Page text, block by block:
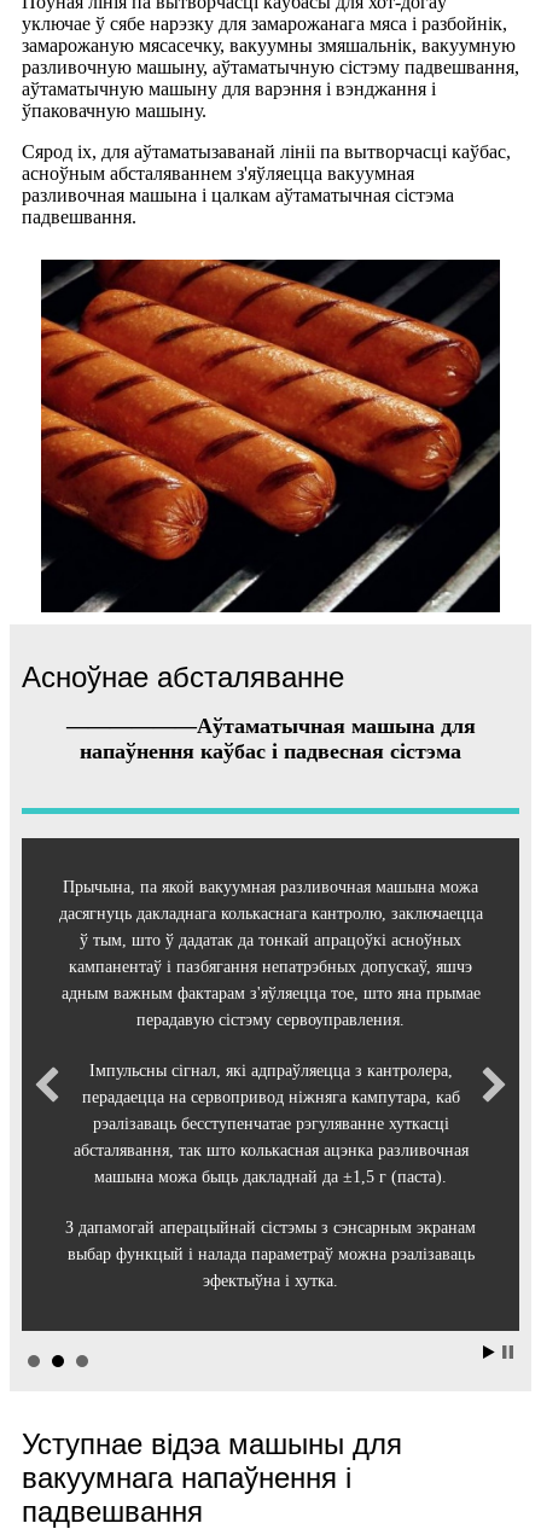
уключае ў сябе нарэзку для замарожанага мяса і разбойнік,
замарожаную мясасечку, вакуумны змяшальнік, вакуумную
разливочную машыну, аўтаматычную сістэму падвешвання,
аўтаматычную машыну для варэння і вэнджання і
ўпаковачную машыну.
Сярод іх, для аўтаматызаванай лініі па вытворчасці каўбас,
асноўным абсталяваннем з'яўляецца вакуумная
разливочная машына і цалкам аўтаматычная сістэма
падвешвання.
Асноўнае абсталяванне
——————Аўтаматычная машына для
напаўнення каўбас і падвесная сістэма
Прычына, па якой вакуумная разливочная машына можа
дасягнуць дакладнага колькаснага кантролю, заключаецца
ў тым, што ў дадатак да тонкай апрацоўкі асноўных
кампанентаў і пазбягання непатрэбных допускаў, яшчэ
адным важным фактарам з'яўляецца тое, што яна прымае
перадавую сістэму сервоуправления.
Імпульсны сігнал, які адпраўляецца з кантролера,
перадаецца на сервопривод ніжняга кампутара, каб
рэалізаваць бесступенчатае рэгуляванне хуткасці
абсталявання, так што колькасная ацэнка разливочная
машына можа быць дакладнай да ±1,5 г (паста).
З дапамогай аперацыйнай сістэмы з сэнсарным экранам
выбар функцый і налада параметраў можна рэалізаваць
эфектыўна і хутка.
Уступнае відэа машыны для
вакуумнага напаўнення і
падвешвання